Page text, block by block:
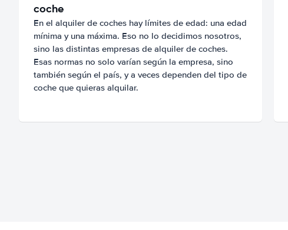
coche
En el alquiler de coches hay límites de edad: una edad
mínima y una máxima. Eso no lo decidimos nosotros,
sino las distintas empresas de alquiler de coches.
Esas normas no solo varían según la empresa, sino
también según el país, y a veces dependen del tipo de
coche que quieras alquilar.